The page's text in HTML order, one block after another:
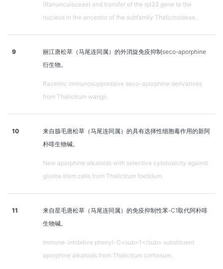
(Ranunculaceae) and transfer of the rpl32 gene to the
nucleus in the ancestor of the subfamily Thalictroideae.
9
丽江唐松草（马尾连同属）的外消旋免疫抑制seco-aporphine
衍生物。
Racemic immunosuppressive seco-aporphine derivatives
from Thalictrum wangii.
10
来自腺毛唐松草（马尾连同属）的具有选择性细胞毒作用的新阿
朴啡生物碱。
New aporphine alkaloids with selective cytotoxicity against
glioma stem cells from Thalictrum foetidum.
11
来自星毛唐松草（马尾连同属）的免疫抑制性苯-C1取代阿朴啡
生物碱。
Immune-inhibitive phenyl-C<sub>1</sub> substituent
aporphine alkaloids from Thalictrum cirrhosum.